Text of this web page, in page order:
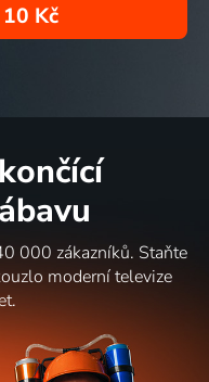
10 Kč
000 zákazníků. Staňte
moderní televize